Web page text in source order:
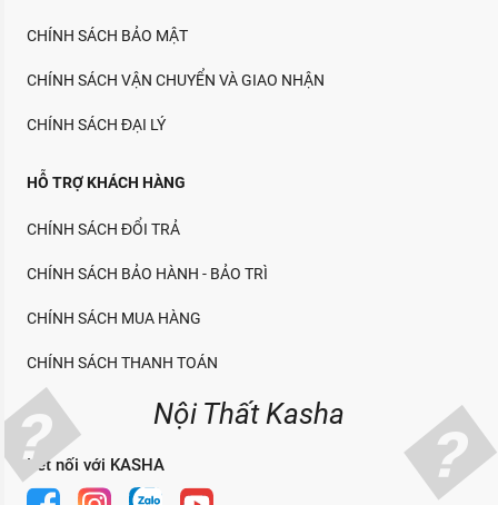
CHÍNH SÁCH BẢO MẬT
CHÍNH SÁCH VẬN CHUYỂN VÀ GIAO NHẬN
CHÍNH SÁCH ĐẠI LÝ
HỖ TRỢ KHÁCH HÀNG
CHÍNH SÁCH ĐỔI TRẢ
CHÍNH SÁCH BẢO HÀNH - BẢO TRÌ
CHÍNH SÁCH MUA HÀNG
CHÍNH SÁCH THANH TOÁN
Nội Thất Kasha
Kết nối với KASHA